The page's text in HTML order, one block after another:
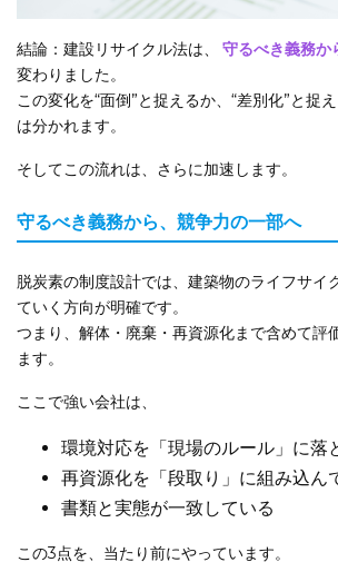
結論：建設リサイクル法は、 守るべき義務か
変わりました。
この変化を“面倒”と捉えるか、“差別化”と捉
は分かれます。
そしてこの流れは、さらに加速します。
守るべき義務から、競争力の一部へ
脱炭素の制度設計では、建築物のライフサイ
ていく方向が明確です。
つまり、解体・廃棄・再資源化まで含めて評
ます。
ここで強い会社は、
環境対応を「現場のルール」に落
再資源化を「段取り」に組み込ん
書類と実態が一致している
この3点を、当たり前にやっています。